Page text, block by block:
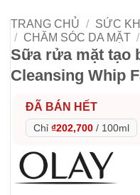
TRANG CHỦ / SỨC
/
CHĂM SÓC DA MẶT /
Sữa rửa mặt tạo
Cleansing Whip
ĐÃ BÁN HẾT
Chỉ ₫202,700 / 100ml